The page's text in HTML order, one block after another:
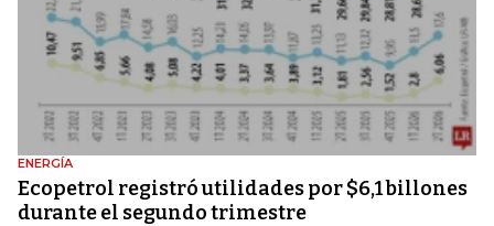
ENERGÍA
Ecopetrol registró utilidades por $6,1 billones
durante el segundo trimestre